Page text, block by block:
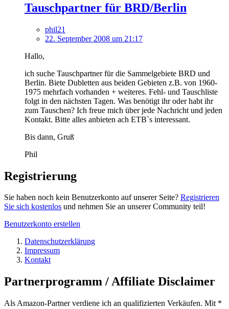
Tauschpartner für BRD/Berlin
phil21
22. September 2008 um 21:17
Hallo,
ich suche Tauschpartner für die Sammelgebiete BRD und
Berlin. Biete Dubletten aus beiden Gebieten z.B. von 1960-
1975 mehrfach vorhanden + weiteres. Fehl- und Tauschliste
folgt in den nächsten Tagen. Was benötigt ihr oder habt ihr
zum Tauschen? Ich freue mich über jede Nachricht und jeden
Kontakt. Bitte alles anbieten ach ETB`s interessant.
Bis dann, Gruß
Phil
Registrierung
Sie haben noch kein Benutzerkonto auf unserer Seite? Registrieren
Sie sich kostenlos und nehmen Sie an unserer Community teil!
Benutzerkonto erstellen
Datenschutzerklärung
Impressum
Kontakt
Partnerprogramm / Affiliate Disclaimer
Als Amazon-Partner verdiene ich an qualifizierten Verkäufen. Mit *